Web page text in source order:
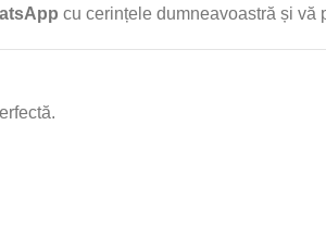
cu cerințele dumneavoastră și vă